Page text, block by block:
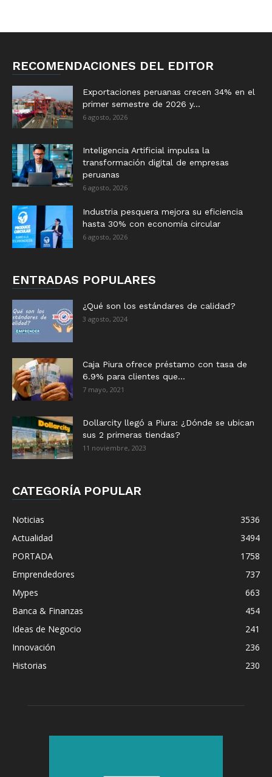
RECOMENDACIONES DEL EDITOR
Exportaciones peruanas crecen 34% en el
primer semestre de 2026 y...
6 agosto, 2026
Inteligencia Artificial impulsa la
transformación digital de empresas
peruanas
6 agosto, 2026
Industria pesquera mejora su eficiencia
hasta 30% con economía circular
6 agosto, 2026
ENTRADAS POPULARES
¿Qué son los estándares de calidad?
3 agosto, 2024
Caja Piura ofrece préstamo con tasa de
6.9% para clientes que...
7 mayo, 2021
Dollarcity llegó a Piura: ¿Dónde se ubican
sus 2 primeras tiendas?
11 noviembre, 2023
CATEGORÍA POPULAR
Noticias
3536
Actualidad
3494
PORTADA
1758
Emprendedores
737
Mypes
663
Banca & Finanzas
454
Ideas de Negocio
241
Innovación
236
Historias
230